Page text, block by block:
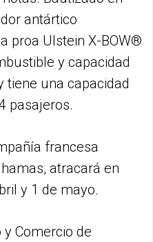
antártico
proa Ulstein X-BOW®
y capacidad
tiene una capacidad
pasajeros.
francesa
atracará en
y 1 de mayo.
Comercio de